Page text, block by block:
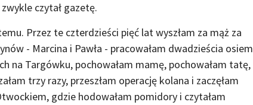
czytał gazetę.
Przez te czterdzieści pięć lat wyszłam za mąż za
- Marcina i Pawła - pracowałam dwadzieścia osiem
na Targówku, pochowałam mamę, pochowałam tatę,
trzy razy, przeszłam operację kolana i zaczęłam
gdzie hodowałam pomidory i czytałam